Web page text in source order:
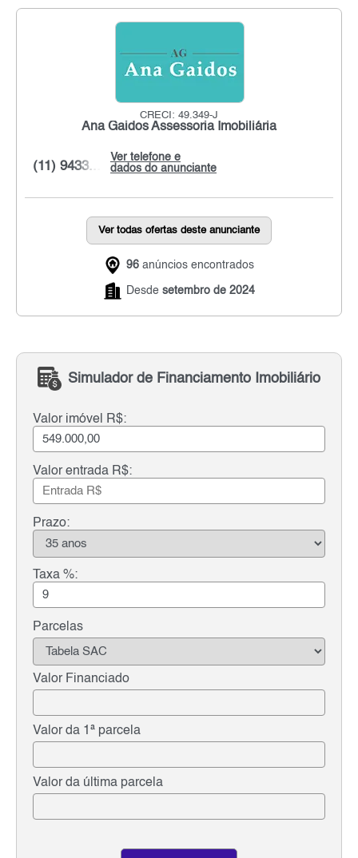
CRECI: 49.349-J
Ana Gaidos Assessoria Imobiliária
Ver telefone e
dados do anunciante
(11) 9433...
Ver todas ofertas deste anunciante
96 anúncios encontrados
Desde setembro de 2024
Simulador de Financiamento Imobiliário
Valor imóvel R$:
Valor entrada R$:
Prazo:
Taxa %:
Parcelas
Valor Financiado
Valor da 1ª parcela
Valor da última parcela